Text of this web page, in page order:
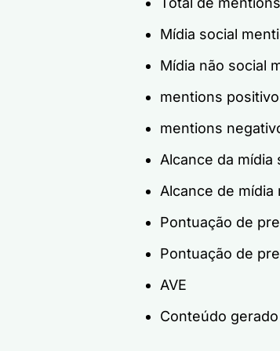
Mídia social
Mídia não social
mentions
mentions
Alcance da mídia
Alcance de mídia
Pontuação de
Pontuação de
AVE
Conteúdo